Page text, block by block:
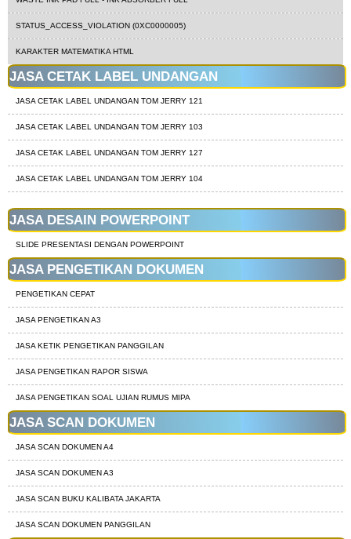
STATUS_ACCESS_VIOLATION (0XC0000005)
KARAKTER MATEMATIKA HTML
JASA CETAK LABEL UNDANGAN
JASA CETAK LABEL UNDANGAN TOM JERRY 121
JASA CETAK LABEL UNDANGAN TOM JERRY 103
JASA CETAK LABEL UNDANGAN TOM JERRY 127
JASA CETAK LABEL UNDANGAN TOM JERRY 104
JASA DESAIN POWERPOINT
SLIDE PRESENTASI DENGAN POWERPOINT
JASA PENGETIKAN DOKUMEN
PENGETIKAN CEPAT
JASA PENGETIKAN A3
JASA KETIK PENGETIKAN PANGGILAN
JASA PENGETIKAN RAPOR SISWA
JASA PENGETIKAN SOAL UJIAN RUMUS MIPA
JASA SCAN DOKUMEN
JASA SCAN DOKUMEN A4
JASA SCAN DOKUMEN A3
JASA SCAN BUKU KALIBATA JAKARTA
JASA SCAN DOKUMEN PANGGILAN